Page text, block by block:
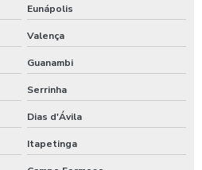
Eunápolis
Valença
Guanambi
Serrinha
Dias d'Ávila
Itapetinga